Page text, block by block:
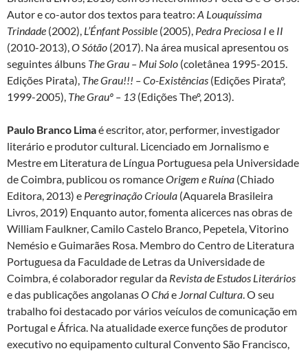
Autor e co-autor dos textos para teatro: A Louquíssima
Trindade (2002), L’Énfant Possible (2005), Pedra Preciosa I e II
(2010-2013), O Sótão (2017). Na área musical apresentou os
seguintes álbuns The Grau – Mui Solo (coletânea 1995-2015.
Edições Pirata), The Grau!!! – Co-Existências (Edições Pirataº,
1999-2005), The Grauº – 13 (Edições Theº, 2013).
Paulo Branco Limaé escritor, ator, performer, investigador
literário e produtor cultural. Licenciado em Jornalismo e
Mestre em Literatura de Língua Portuguesa pela Universidade
de Coimbra, publicou os romanceOrigem e Ruína (Chiado
Editora, 2013) e Peregrinação Crioula (Aquarela Brasileira
Livros, 2019) Enquanto autor, fomenta alicerces nas obras de
William Faulkner, Camilo Castelo Branco, Pepetela, Vitorino
Nemésio e Guimarães Rosa. Membro do Centro de Literatura
Portuguesa da Faculdade de Letras da Universidade de
Coimbra, é colaborador regular da Revista de Estudos Literários
e das publicações angolanasO Cháe Jornal Cultura . O seu
trabalho foi destacado por vários veículos de comunicação em
Portugal e África. Na atualidade exerce funções de produtor
executivo no equipamento cultural Convento São Francisco,